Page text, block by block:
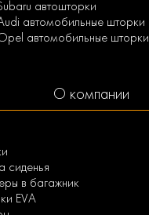
автошторки
автомобильные шторки
автомобильные шторки
О компании
сиденья
в багажник
EVA